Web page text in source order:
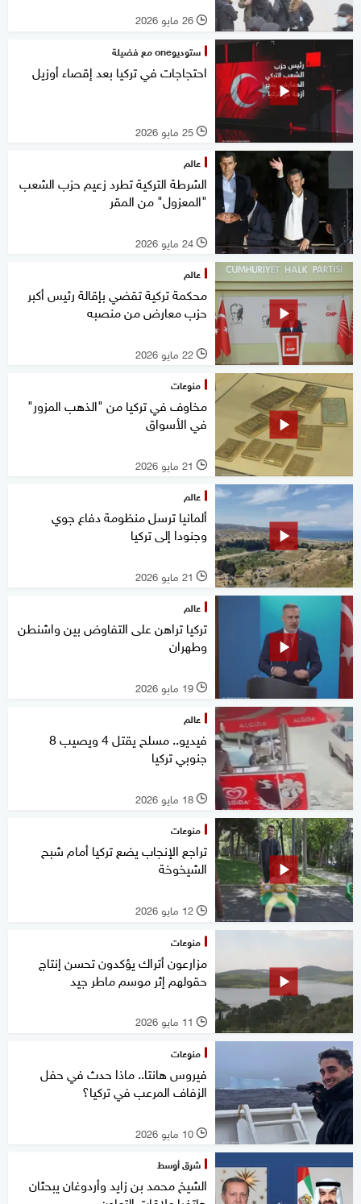
l 26 مايو 2026
ستوديوone مع فضيلة
احتجاجات في تركيا بعد إقصاء أوزيل
l 25 مايو 2026
عالم
الشرطة التركية تطرد زعيم حزب الشعب
"المعزول" من المقر
l 24 مايو 2026
عالم
محكمة تركية تقضي بإقالة رئيس أكبر
حزب معارض من منصبه
l 22 مايو 2026
منوعات
مخاوف في تركيا من "الذهب المزور"
في الأسواق
l 21 مايو 2026
عالم
ألمانيا ترسل منظومة دفاع جوي
وجنودا إلى تركيا
l 21 مايو 2026
عالم
تركيا تراهن على التفاوض بين واشنطن
وطهران
l 19 مايو 2026
عالم
فيديو.. مسلح يقتل 4 ويصيب 8
جنوبي تركيا
l 18 مايو 2026
منوعات
تراجع الإنجاب يضع تركيا أمام شبح
الشيخوخة
l 12 مايو 2026
منوعات
مزارعون أتراك يؤكدون تحسن إنتاج
حقولهم إثر موسم ماطر جيد
l 11 مايو 2026
منوعات
فيروس هانتا.. ماذا حدث في حفل
الزفاف المرعب في تركيا؟
l 10 مايو 2026
شرق أوسط
الشيخ محمد بن زايد وأردوغان يبحثان